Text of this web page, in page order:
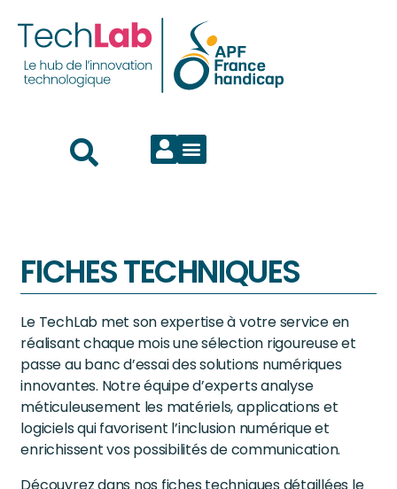
FICHES TECHNIQUES
Le TechLab met son expertise à votre service en
réalisant chaque mois une sélection rigoureuse et
passe au banc d’essai des solutions numériques
innovantes. Notre équipe d’experts analyse
méticuleusement les matériels, applications et
logiciels qui favorisent l’inclusion numérique et
enrichissent vos possibilités de communication.